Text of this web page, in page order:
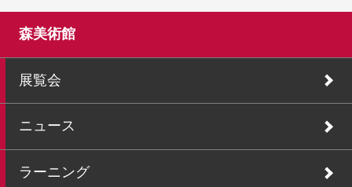
森美術館
展覧会
ニュース
ラーニング